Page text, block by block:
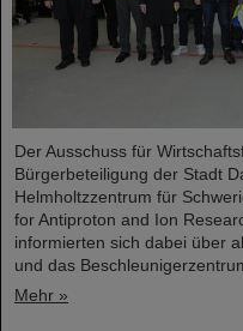
Der Ausschuss für
Bürgerbeteiligung der Stadt
Helmholtzzentrum für
for Antiproton and Ion
informierten sich dabei über
und das
Mehr »